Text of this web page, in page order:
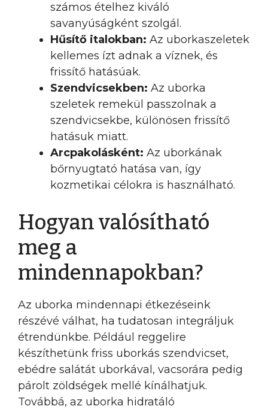
számos ételhez kiváló
savanyúságként szolgál.
Hűsítő italokban: Az uborkaszeletek
kellemes ízt adnak a víznek, és
frissítő hatásúak.
Szendvicsekben: Az uborka
szeletek remekül passzolnak a
szendvicsekbe, különösen frissítő
hatásuk miatt.
Arcpakolásként: Az uborkának
bőrnyugtató hatása van, így
kozmetikai célokra is használható.
Hogyan valósítható
meg a
mindennapokban?
Az uborka mindennapi étkezéseink
részévé válhat, ha tudatosan integráljuk
étrendünkbe. Például reggelire
készíthetünk friss uborkás szendvicset,
ebédre salátát uborkával, vacsorára pedig
párolt zöldségek mellé kínálhatjuk.
Továbbá, az uborka hidratáló